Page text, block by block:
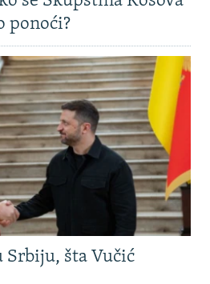
ponoći?
Srbiju, šta Vučić